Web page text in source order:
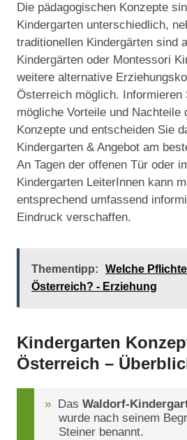
Die pädagogischen Konzepte
Kindergarten unterschiedlich,
traditionellen Kindergärten sind
Kindergärten oder Montessori
weitere alternative
Österreich möglich. Informieren
mögliche Vorteile und Nachteile
Konzepte und entscheiden Sie
Kindergarten & Angebot am
An Tagen der offenen Tür oder
Kindergarten LeiterInnen kann
entsprechend umfassend
Eindruck verschaffen.
Thementipp:
Welche
Österreich? - Erziehung
Kindergarten
Österreich –
Das Waldorf-
wurde nach seinem
Steiner benannt.